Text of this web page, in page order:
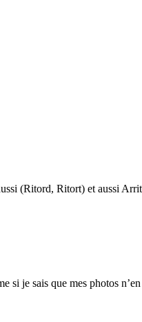
(Ritord, Ritort) et aussi
si je sais que mes photos